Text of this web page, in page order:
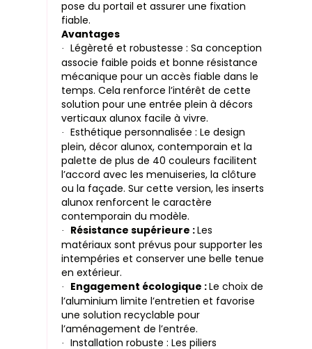
pose du portail et assurer une fixation
fiable.
Avantages
·
Légèreté et robustesse : Sa conception
associe faible poids et bonne résistance
mécanique pour un accès fiable dans le
temps. Cela renforce l’intérêt de cette
solution pour une entrée plein à décors
verticaux alunox facile à vivre.
·
Esthétique personnalisée : Le design
plein, décor alunox, contemporain et la
palette de plus de 40 couleurs facilitent
l’accord avec les menuiseries, la clôture
ou la façade. Sur cette version, les inserts
alunox renforcent le caractère
contemporain du modèle.
· Résistance supérieure :Les
matériaux sont prévus pour supporter les
intempéries et conserver une belle tenue
en extérieur.
· Engagement écologique :Le choix de
l’aluminium limite l’entretien et favorise
une solution recyclable pour
l’aménagement de l’entrée.
·
Installation robuste : Les piliers